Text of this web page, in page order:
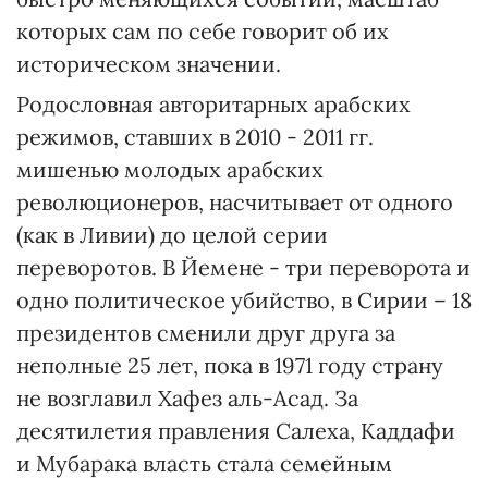
которых сам по себе говорит об их
историческом значении.
Родословная авторитарных арабских
режимов, ставших в 2010 - 2011 гг.
мишенью молодых арабских
революционеров, насчитывает от одного
(как в Ливии) до целой серии
переворотов. В Йемене - три переворота и
одно политическое убийство, в Сирии – 18
президентов сменили друг друга за
неполные 25 лет, пока в 1971 году страну
не возглавил Хафез аль-Асад. За
десятилетия правления Салеха, Каддафи
и Мубарака власть стала семейным